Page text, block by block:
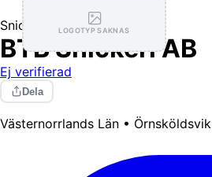
LOGOTYP SAKNAS
Snickare
BTB Snickeri AB
Ej verifierad
Dela
Västernorrlands Län • Örnsköldsvik